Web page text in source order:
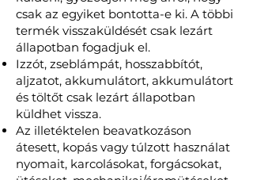
csak az egyiket bontotta-e ki. A többi
termék visszaküldését csak lezárt
állapotban fogadjuk el.
Izzót, zseblámpát, hosszabbítót,
aljzatot, akkumulátort, akkumulátort
és töltőt csak lezárt állapotban
küldhet vissza.
Az illetéktelen beavatkozáson
átesett, kopás vagy túlzott használat
nyomait, karcolásokat, forgácsokat,